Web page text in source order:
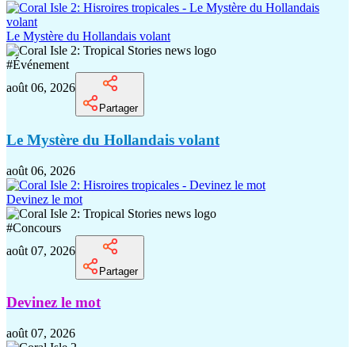
Le Mystère du Hollandais volant
#Événement
août 06, 2026
Partager
Le Mystère du Hollandais volant
août 06, 2026
Devinez le mot
#Concours
août 07, 2026
Partager
Devinez le mot
août 07, 2026